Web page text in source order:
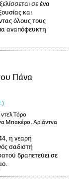
σε ένα
και
όλους τους
αναπόφευκτη
Πάνα
ντελ Τόρο
Μπακέρο, Αριάντνα
η νεαρή
σαδιστή
δραπετεύει σε